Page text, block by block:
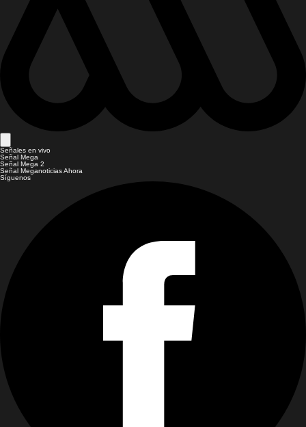
Señales en vivo
Señal Mega
Señal Mega 2
Señal Meganoticias Ahora
Síguenos